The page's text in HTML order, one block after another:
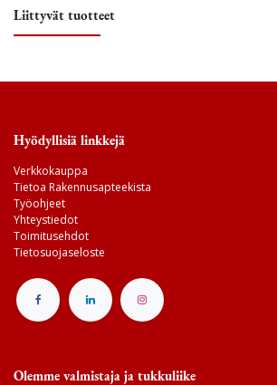
Liittyvät tuotteet
Hyödyllisiä linkkejä
Verkkokauppa
Tietoa Rakennusapteekista
Työohjeet
Yhteystiedot
Toimitusehdot
Tietosuojaseloste
Olemme valmistaja ja tukkuliike